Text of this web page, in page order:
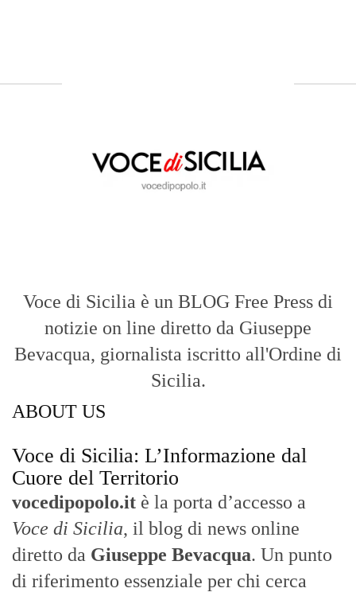
Voce di Sicilia è un BLOG Free Press di
notizie on line diretto da Giuseppe
Bevacqua, giornalista iscritto all'Ordine di
Sicilia.
ABOUT US
Voce di Sicilia: L’Informazione dal
Cuore del Territorio
vocedipopolo.it è la porta d’accesso a
Voce di Sicilia, il blog di news online
diretto da Giuseppe Bevacqua. Un punto
di riferimento essenziale per chi cerca